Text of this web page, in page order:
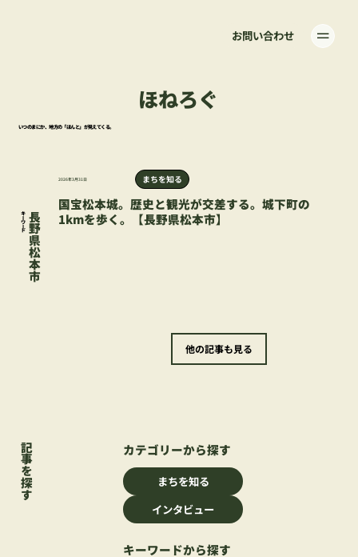
お問い合わせ
ほねろぐ
いつのまにか、地方の「ほんと」が見えてくる。
​キーワード長野県松本市
2026年3月31日 まちを知る
国宝松本城。歴史と観光が交差する。城下町の
1kmを歩く。【長野県松本市】
他の記事も見る
記事を探す カテゴリーから探す
まちを知る
インタビュー
キーワードから探す